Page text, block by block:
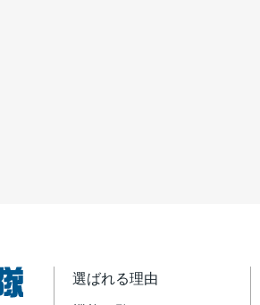
選ばれる理由